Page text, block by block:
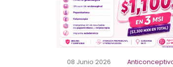
08 Junio 2026